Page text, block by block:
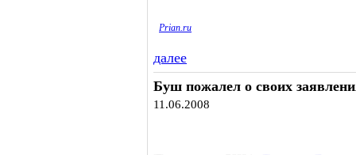
Prian.ru
далее
Буш пожалел о своих
11.06.2008